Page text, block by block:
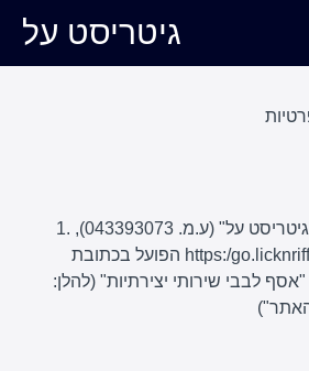
גיטריסט על
1. ברוכים הבאים לאתר "גיטריסט על" (ע.מ. 043393073),
הפועל בכתובת https:/go.licknriff.com/ (להלן: "האתר"),
לבבי שירותי יצירתיות" (להלן: